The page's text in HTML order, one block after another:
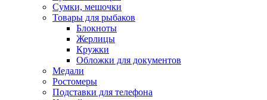
Сумки, мешочки
Товары для рыбаков
Блокноты
Жерлицы
Кружки
Обложки для документов
Медали
Ростомеры
Подставки для телефона